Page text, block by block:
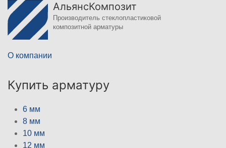
АльянсКомпозит
Производитель стеклопластиковой
композитной арматуры
О компании
Купить арматуру
6 мм
8 мм
10 мм
12 мм